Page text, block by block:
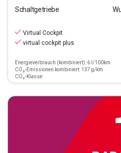
Schaltgetriebe
Virtual Cockpit
virtual cockpit plus
Energieverbrauch (kombiniert): 6 l/100km
CO₂-Emissionen kombiniert: 137 g/km
CO₂-Klasse: